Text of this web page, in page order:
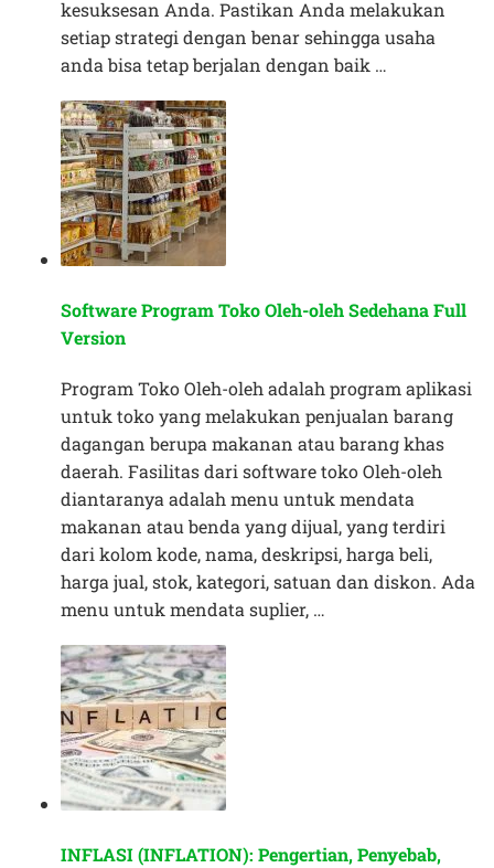
kesuksesan Anda. Pastikan Anda melakukan
setiap strategi dengan benar sehingga usaha
anda bisa tetap berjalan dengan baik …
Software Program Toko Oleh-oleh Sedehana Full
Version
Program Toko Oleh-oleh adalah program aplikasi
untuk toko yang melakukan penjualan barang
dagangan berupa makanan atau barang khas
daerah. Fasilitas dari software toko Oleh-oleh
diantaranya adalah menu untuk mendata
makanan atau benda yang dijual, yang terdiri
dari kolom kode, nama, deskripsi, harga beli,
harga jual, stok, kategori, satuan dan diskon. Ada
menu untuk mendata suplier, …
INFLASI (INFLATION): Pengertian, Penyebab,